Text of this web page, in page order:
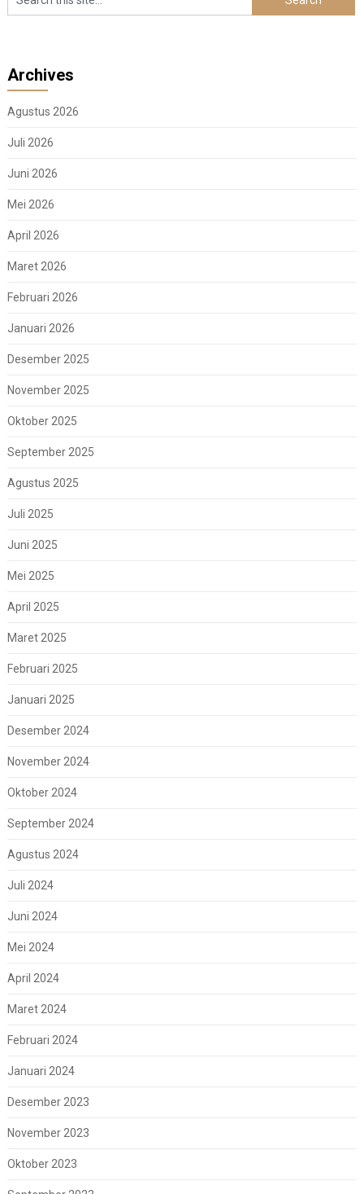
Archives
Agustus 2026
Juli 2026
Juni 2026
Mei 2026
April 2026
Maret 2026
Februari 2026
Januari 2026
Desember 2025
November 2025
Oktober 2025
September 2025
Agustus 2025
Juli 2025
Juni 2025
Mei 2025
April 2025
Maret 2025
Februari 2025
Januari 2025
Desember 2024
November 2024
Oktober 2024
September 2024
Agustus 2024
Juli 2024
Juni 2024
Mei 2024
April 2024
Maret 2024
Februari 2024
Januari 2024
Desember 2023
November 2023
Oktober 2023